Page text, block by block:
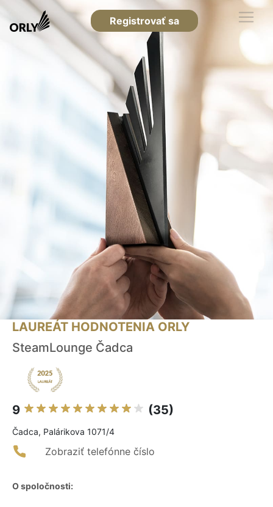
Registrovať sa
LAUREÁT HODNOTENIA ORLY
SteamLounge Čadca
9 (35)
Čadca, Palárikova 1071/4
Zobraziť telefónne číslo
O spoločnosti: